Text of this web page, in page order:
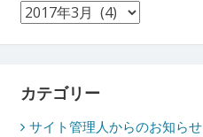
ア
ー
カ
ブ
カテゴリー
サイト管理人からのお知らせ